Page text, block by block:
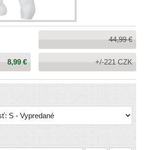
Bežná
cena:
44,99 €
Cena:
8,99 € +/-221 CZK